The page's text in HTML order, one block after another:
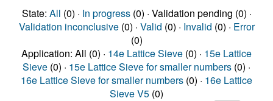
State: All (0) · In progress(0) · Validation pending (0) ·
Validation inconclusive(0) · Valid (0) · Invalid (0) · Error
(0)
Application: All (0) · 14e Lattice Sieve (0) · 15e Lattice
Sieve (0) · 15e Lattice Sieve for smaller numbers (0) ·
16e Lattice Sieve for smaller numbers (0) · 16e Lattice
Sieve V5 (0)